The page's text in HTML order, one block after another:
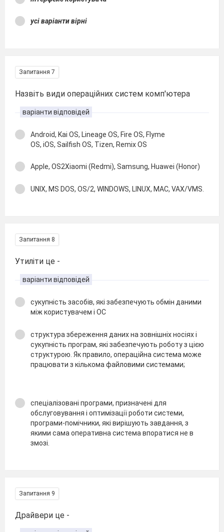
усі варіанти вірні
Запитання 7
Назвіть види операційних систем комп'ютера
варіанти відповідей
Android, Kai OS, Lineage OS, Fire OS, Flyme
OS, iOS, Sailfish OS, Tizen, Remix OS
Apple, OS2Xiaomi (Redmi), Samsung, Huawei (Honor)
UNIX, MS DOS, OS/2, WINDOWS, LINUX, MAC, VAX/VMS.
Запитання 8
Утиліти це -
варіанти відповідей
сукупність засобів, які забезпечують обмін даними
між користувачем і ОС
структура збереження даних на зовнішніх носіях і
сукупність програм, які забезпечують роботу з цією
структурою. Як правило, операційна система може
працювати з кількома файловими системами;
спеціалізовані програми, призначені для
обслуговування і оптимізації роботи системи,
програми-помічники, які вирішують завдання, з
якими сама оперативна система впоратися не в
змозі.
Запитання 9
Драйвери це -